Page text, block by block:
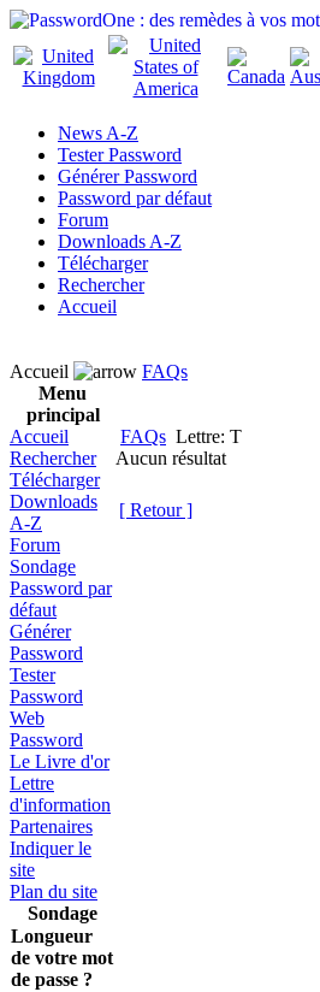
News A-Z
Tester Password
Générer Password
Password par défaut
Forum
Downloads A-Z
Télécharger
Rechercher
Accueil
Accueil
FAQs
Menu
principal
Accueil
Rechercher
Télécharger
Downloads
A-Z
Forum
Sondage
Password par
défaut
Générer
Password
Tester
Password
Web
Password
Le Livre d'or
Lettre
d'information
Partenaires
Indiquer le
site
Plan du site
Sondage
Longueur
de votre mot
de passe ?
FAQs Lettre: T
Aucun résultat
[ Retour ]